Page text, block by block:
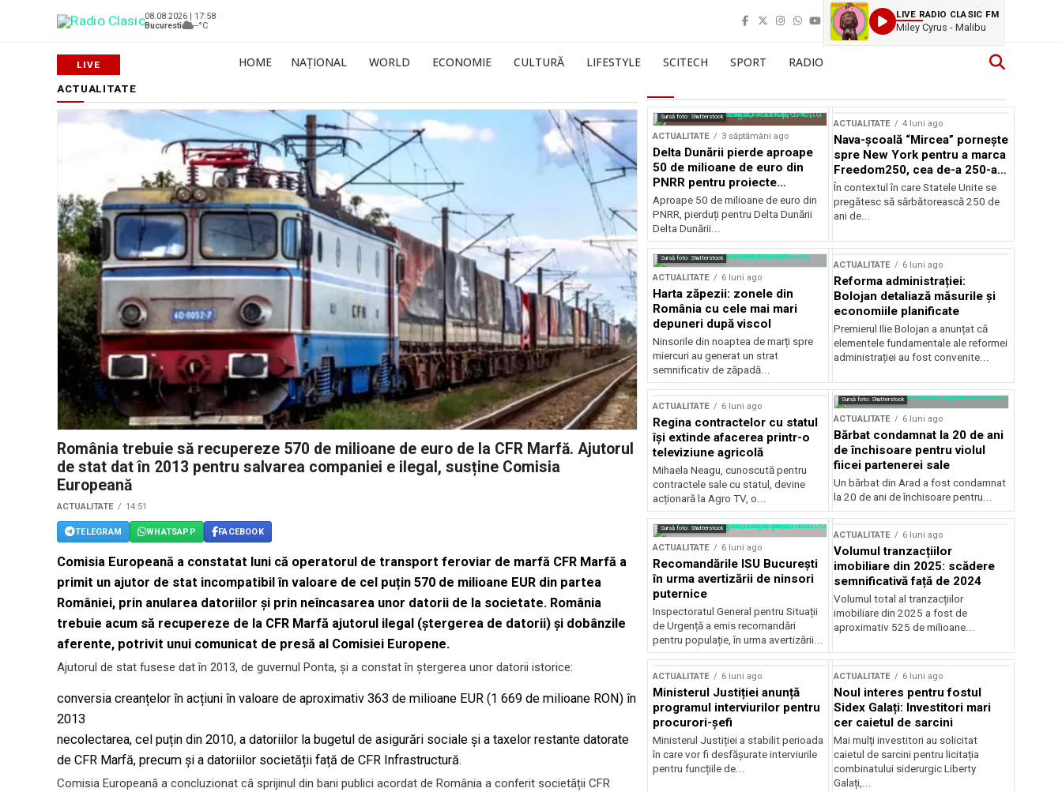
08.08.2026 | 17:58
Bucuresti
--°C
LIVE RADIO CLASIC FM
Miley Cyrus - Malibu
HOME NAȚIONAL WORLD ECONOMIE CULTURĂ LIFESTYLE SCITECH SPORT RADIO
ACTUALITATE
România trebuie să recupereze 570 de milioane de euro de la CFR Marfă. Ajutorul
de stat dat în 2013 pentru salvarea companiei e ilegal, susține Comisia
Europeană
ACTUALITATE 14:51
TELEGRAM WHATSAPP FACEBOOK
Comisia Europeană a constatat luni că operatorul de transport feroviar de marfă CFR Marfă a
primit un ajutor de stat incompatibil în valoare de cel puțin 570 de milioane EUR din partea
României, prin anularea datoriilor și prin neîncasarea unor datorii de la societate. România
trebuie acum să recupereze de la CFR Marfă ajutorul ilegal (ștergerea de datorii) și dobânzile
aferente, potrivit unui comunicat de presă al Comisiei Europene.
Ajutorul de stat fusese dat în 2013, de guvernul Ponta, și a constat în ștergerea unor datorii istorice:
conversia creanțelor în acțiuni în valoare de aproximativ 363 de milioane EUR (1 669 de milioane RON) în
2013
necolectarea, cel puțin din 2010, a datoriilor la bugetul de asigurări sociale și a taxelor restante datorate
de CFR Marfă, precum și a datoriilor societății față de CFR Infrastructură.
Comisia Europeană a concluzionat că sprijinul din bani publici acordat de România a conferit societății CFR
Sursă foto: Shutterstock
ACTUALITATE 3 săptămâni ago
Delta Dunării pierde aproape
50 de milioane de euro din
PNRR pentru proiecte
esențiale
Aproape 50 de milioane de euro din
PNRR, pierduți pentru Delta Dunării
Delta Dunării...
ACTUALITATE 4 luni ago
Nava-școală “Mircea” pornește
spre New York pentru a marca
Freedom250, cea de-a 250-a
aniversare a Statelor Unite
În contextul în care Statele Unite se
pregătesc să sărbătorească 250 de
ani de...
Sursă foto: Shutterstock
ACTUALITATE 6 luni ago
Harta zăpezii: zonele din
România cu cele mai mari
depuneri după viscol
Ninsorile din noaptea de marți spre
miercuri au generat un strat
semnificativ de zăpadă...
ACTUALITATE 6 luni ago
Reforma administrației:
Bolojan detaliază măsurile și
economiile planificate
Premierul Ilie Bolojan a anunțat că
elementele fundamentale ale reformei
administrației au fost convenite...
ACTUALITATE 6 luni ago
Regina contractelor cu statul
își extinde afacerea printr-o
televiziune agricolă
Mihaela Neagu, cunoscută pentru
contractele sale cu statul, devine
acționară la Agro TV, o...
Sursă foto: Shutterstock
ACTUALITATE 6 luni ago
Bărbat condamnat la 20 de ani
de închisoare pentru violul
fiicei partenerei sale
Un bărbat din Arad a fost condamnat
la 20 de ani de închisoare pentru...
Sursă foto: Shutterstock
ACTUALITATE 6 luni ago
Recomandările ISU București
în urma avertizării de ninsori
puternice
Inspectoratul General pentru Situații
de Urgență a emis recomandări
pentru populație, în urma avertizării...
ACTUALITATE 6 luni ago
Volumul tranzacțiilor
imobiliare din 2025: scădere
semnificativă față de 2024
Volumul total al tranzacțiilor
imobiliare din 2025 a fost de
aproximativ 525 de milioane...
ACTUALITATE 6 luni ago
Ministerul Justiției anunță
programul interviurilor pentru
procurori-șefi
Ministerul Justiției a stabilit perioada
în care vor fi desfășurate interviurile
pentru funcțiile de...
ACTUALITATE 6 luni ago
Noul interes pentru fostul
Sidex Galați: Investitori mari
cer caietul de sarcini
Mai mulți investitori au solicitat
caietul de sarcini pentru licitația
combinatului siderurgic Liberty
Galați,...